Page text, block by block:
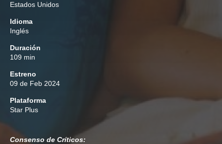
Estados Unidos
Idioma
Inglés
Duración
109 min
Estreno
09 de Feb 2024
Plataforma
Star Plus
Consenso de Críticos: